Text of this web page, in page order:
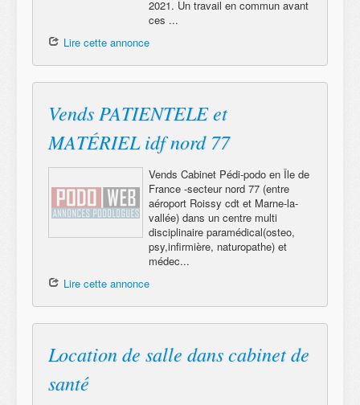
2021. Un travail en commun avant
ces ...
Lire cette annonce
Vends PATIENTELE et
MATÉRIEL idf nord 77
Vends Cabinet Pédi-podo en Île de
France -secteur nord 77 (entre
aéroport Roissy cdt et Marne-la-
vallée) dans un centre multi
disciplinaire paramédical(osteo,
psy,infirmière, naturopathe) et
médec...
Lire cette annonce
Location de salle dans cabinet de
santé